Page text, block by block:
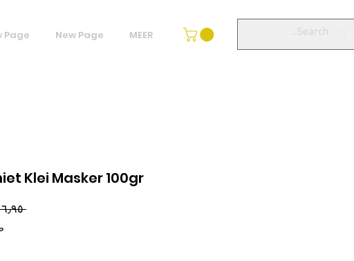
Page New Page MEER
Klei Masker 100gr
‏٦٫٩٥ €